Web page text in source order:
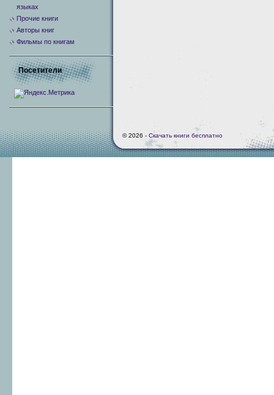
языках
Прочие книги
Авторы книг
Фильмы по книгам
Посетители
© 2026 - Скачать книги бесплатно